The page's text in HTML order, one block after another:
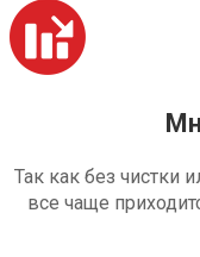
Так как без чистки
все чаще